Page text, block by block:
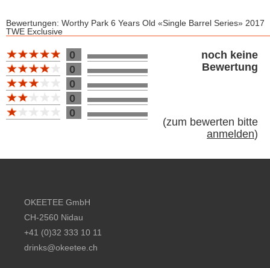
Bewertungen: Worthy Park 6 Years Old «Single Barrel Series» 2017
TWE Exclusive
Bewertung 100
0
0
0
0
noch keine
Bewertung
(zum bewerten bitte
anmelden)
OKEETEE GmbH
CH-2560 Nidau
+41 (0)32 333 10 11
drinks@okeetee.ch